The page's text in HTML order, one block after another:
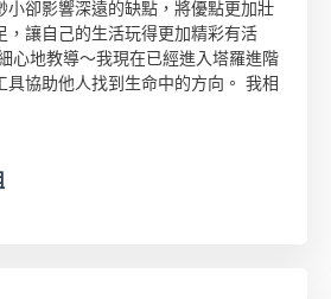
小卻影響深遠的缺點，將優點更加壯
，讓自己的生活玩得更加精彩有活
心地教導～我現在已經進入塔羅進階
具協助他人找到生命中的方向。 我相